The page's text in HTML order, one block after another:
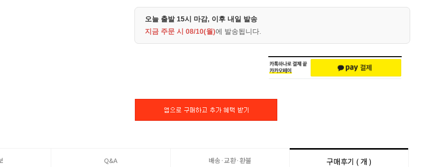
오늘 출발 15시 마감, 이후 내일 발송
지금 주문 시 08/10(월)에 발송됩니다.
Q&A 배송·교환·환불 구매후기 ( 개 )